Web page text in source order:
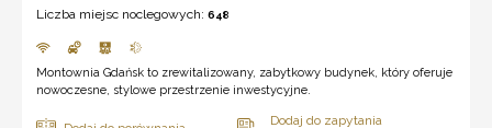
Liczba miejsc noclegowych: 648
Montownia Gdańsk to zrewitalizowany, zabytkowy budynek, który oferuje
nowoczesne, stylowe przestrzenie inwestycyjne.